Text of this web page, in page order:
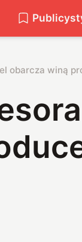
obarcza winą